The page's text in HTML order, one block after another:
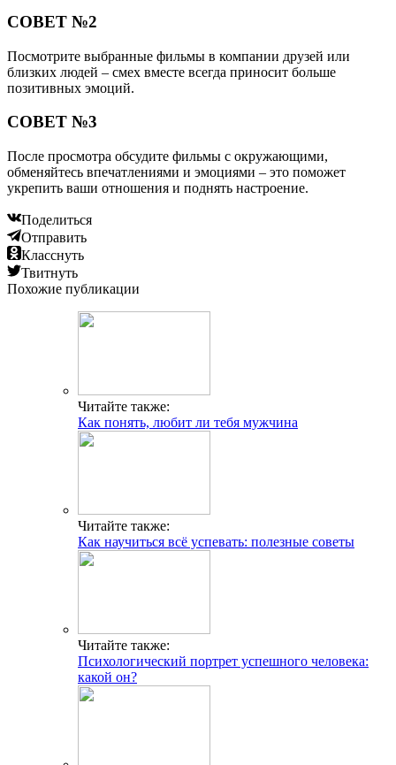
СОВЕТ №2
Посмотрите выбранные фильмы в компании друзей или
близких людей – смех вместе всегда приносит больше
позитивных эмоций.
СОВЕТ №3
После просмотра обсудите фильмы с окружающими,
обменяйтесь впечатлениями и эмоциями – это поможет
укрепить ваши отношения и поднять настроение.
Поделиться
Отправить
Класснуть
Твитнуть
Похожие публикации
Читайте также:
Как понять, любит ли тебя мужчина
Читайте также:
Как научиться всё успевать: полезные советы
Читайте также:
Психологический портрет успешного человека:
какой он?